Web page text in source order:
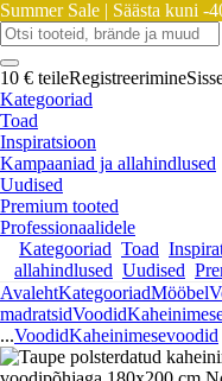
Summer Sale | Säästa kuni -
10 € teileRegistreerimine
Kategooriad
Toad
Inspiratsioon
Kampaaniad ja allahindlused
Uudised
Premium tooted
Professionaalidele
Kategooriad Toad
allahindlused Uudised
AvalehtKategooriadMööbel
madratsidVoodid
...VoodidKaheinimesevoodid